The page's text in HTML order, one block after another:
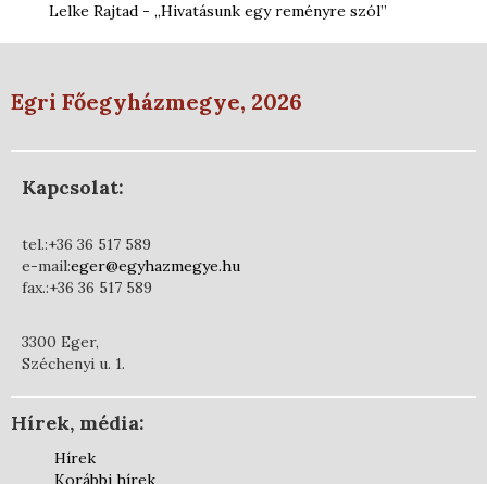
Lelke Rajtad - „Hivatásunk egy reményre szól”
Egri Főegyházmegye, 2026
Kapcsolat:
tel.:+36 36 517 589
e-mail:eger@egyhazmegye.hu
fax.:+36 36 517 589
3300 Eger,
Széchenyi u. 1.
Hírek, média:
Hírek
Korábbi hírek